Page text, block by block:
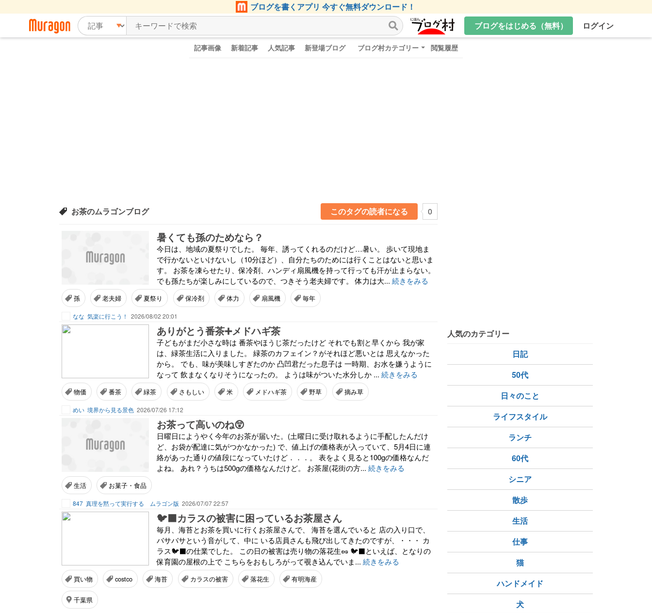
ブログを書くアプリ 今すぐ無料ダウンロード！
ブログをはじめる（無料）
ログイン
記事画像 新着記事 人気記事 新登場ブログ ブログ村カテゴリー 閲覧履歴
お茶のムラゴンブログ このタグの読者になる 0
暑くても孫のためなら？
今日は、地域の夏祭りでした。 毎年、誘ってくれるのだけど…暑い。 歩いて現地ま
で行かないといけないし（10分ほど）、自分たちのためには行くことはないと思いま
す。 お茶を凍らせたり、保冷剤、ハンディ扇風機を持って行っても汗が止まらない。
でも孫たちが楽しみにしているので、つきそう老夫婦です。 体力は大... 続きをみる
孫 老夫婦 夏祭り 保冷剤 体力 扇風機 毎年
なな 気楽に行こう！ 2026/08/02 20:01
ありがとう番茶➕メドハギ茶
子どもがまだ小さな時は 番茶やほうじ茶だったけど それでも割と早くから 我が家
は、緑茶生活に入りました。 緑茶のカフェイン？がそれほど悪いとは 思えなかった
から。 でも、味が美味しすぎたのか 凸凹君だった息子は 一時期、お水を嫌うように
なって 飲まなくなりそうになったの。 ようは味がついた水分しか ... 続きをみる
物価 番茶 緑茶 さもしい 米 メドハギ茶 野草 摘み草
めい 境界から見る景色 2026/07/26 17:12
お茶って高いのね😲
日曜日にようやく今年のお茶が届いた。(土曜日に受け取れるように手配したんだけ
ど、お袋が配達に気がつかなかった) で、値上げの価格表が入っていて、5月4日に連
絡があった通りの値段になっていたけど．．．。 表をよく見ると100gの価格なんだ
よね。 あれ？うちは500gの価格なんだけど。 お茶屋(花街の方... 続きをみる
生活 お菓子・食品
847 真理を黙って実行する ムラゴン版 2026/07/07 22:57
🐦‍⬛カラスの被害に困っているお茶屋さん
毎月、海苔とお茶を買いに行くお茶屋さんで、 海苔を選んでいると 店の入り口で、
バサバサという音がして、中に いる店員さんも飛び出してきたのですが、・・・ カ
ラス🐦‍⬛の仕業でした。 この日の被害は売り物の落花生🥜 🐦‍⬛といえば、となりの
保育園の屋根の上で こちらをおもしろがって覗き込んでいま... 続きをみる
買い物 costco 海苔 カラスの被害 落花生 有明海産
千葉県
人気のカテゴリー
日記
50代
日々のこと
ライフスタイル
ランチ
60代
シニア
散歩
生活
仕事
猫
ハンドメイド
犬